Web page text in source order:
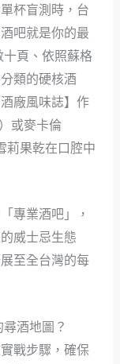
杯盲測時，台
吧就是你的最
頁、依照蘇格
類的硬核酒
廠風味誌】作
或麥卡倫
莉果乾在口腔中
專業酒吧」，
威士忌生態
至全台灣的每
酒地圖？
戰步驟，確保